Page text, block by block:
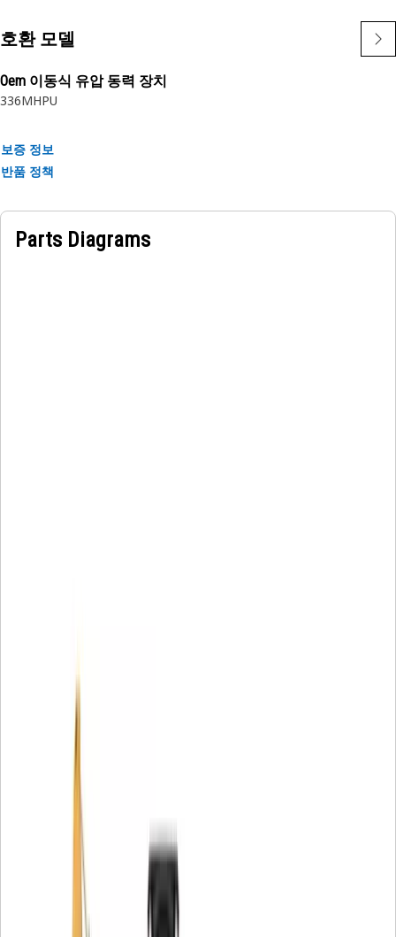
템은 고가의 부품을 누출 및 오염으로부터 보호합니다. 순정 Cat
씰로 투자를 보호하십시오. 오링은 Cat 기계 및 엔진 전반에 걸쳐
많은 정적 및 동적 조인트에 사용됩니다.
호환 모델
Oem 이동식 유압 동력 장치
336MHPU
보증 정보
반품 정책
Parts Diagrams